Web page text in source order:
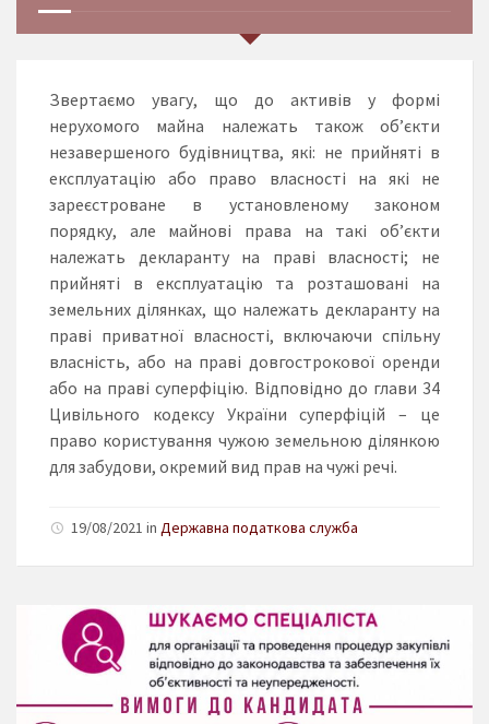
Звертаємо увагу, що до активів у формі
нерухомого майна належать також об’єкти
незавершеного будівництва, які: не прийняті в
експлуатацію або право власності на які не
зареєстроване в установленому законом
порядку, але майнові права на такі об’єкти
належать декларанту на праві власності; не
прийняті в експлуатацію та розташовані на
земельних ділянках, що належать декларанту на
праві приватної власності, включаючи спільну
власність, або на праві довгострокової оренди
або на праві суперфіцію. Відповідно до глави 34
Цивільного кодексу України суперфіцій – це
право користування чужою земельною ділянкою
для забудови, окремий вид прав на чужі речі.
19/08/2021 in Державна податкова служба